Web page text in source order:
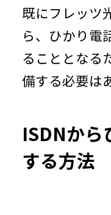
既にフレッツ
ら、ひかり電
ることとなる
備する必要は
ISDNから
する方法